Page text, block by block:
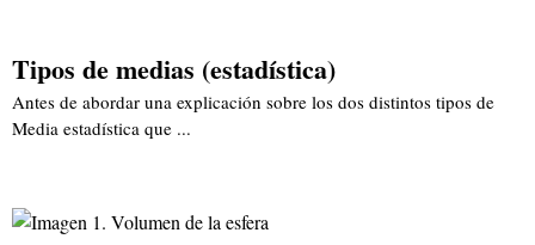
Tipos de medias (estadística)
Antes de abordar una explicación sobre los dos distintos tipos de
Media estadística que ...